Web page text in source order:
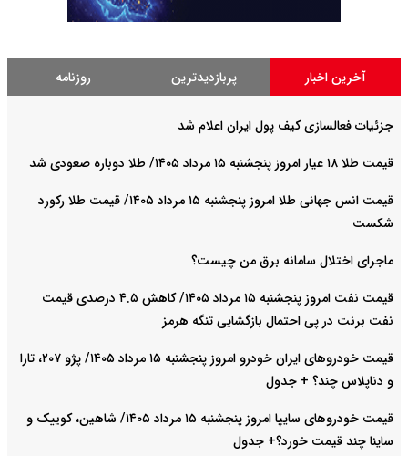
آخرین اخبار پربازدیدترین روزنامه
جزئیات فعالسازی کیف پول ایران اعلام شد
قیمت طلا ۱۸ عیار امروز پنجشنبه ۱۵ مرداد ۱۴۰۵/ طلا دوباره صعودی شد
قیمت انس جهانی طلا امروز پنجشنبه ۱۵ مرداد ۱۴۰۵/ قیمت طلا رکورد
شکست
ماجرای اختلال سامانه برق من چیست؟
قیمت نفت امروز پنجشنبه ۱۵ مرداد ۱۴۰۵/ کاهش ۴.۵ درصدی قیمت
نفت برنت در پی احتمال بازگشایی تنگه هرمز
قیمت خودرو‌های ایران خودرو امروز پنجشنبه ۱۵ مرداد ۱۴۰۵/ پژو ۲۰۷، تارا
و دناپلاس چند؟ + جدول
قیمت خودرو‌های سایپا امروز پنجشنبه ۱۵ مرداد ۱۴۰۵/ شاهین، کوییک و
ساینا چند قیمت خورد؟+ جدول